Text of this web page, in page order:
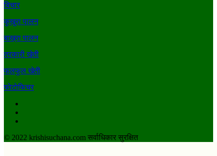
बिचार
कुखुरा पालन
बाख्रा पालन
तरकारी खेती
फलफुल खेती
फाेटाेफिचर
© 2022 krishisuchana.com सर्वाधिकार सुरक्षित